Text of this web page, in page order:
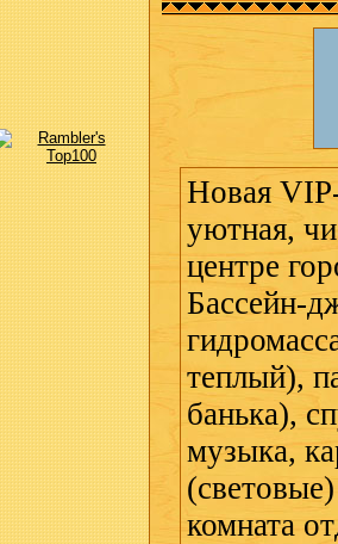
Новая
уютная,
центре
Бассейн-
теплый),
банька),
музыка,
комната